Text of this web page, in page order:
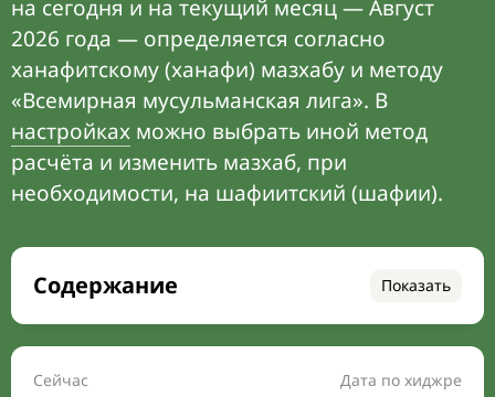
на сегодня и на текущий месяц — Август
2026 года — определяется согласно
ханафитскому (ханафи) мазхабу и методу
«Всемирная мусульманская лига». В
настройках можно выбрать иной метод
расчёта и изменить мазхаб, при
необходимости, на шафиитский (шафии).
Содержание Показать
Время намаза на сегодня
Расписание на месяц
Сейчас Дата по хиджре